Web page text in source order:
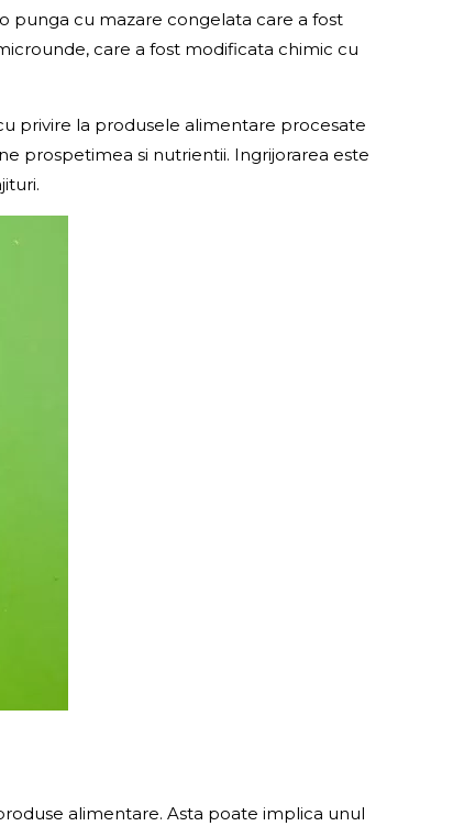
punga cu mazare congelata care a fost
care a fost modificata chimic cu
privire la produsele alimentare procesate
prospetimea si nutrientii. Ingrijorarea este
alimentare. Asta poate implica unul